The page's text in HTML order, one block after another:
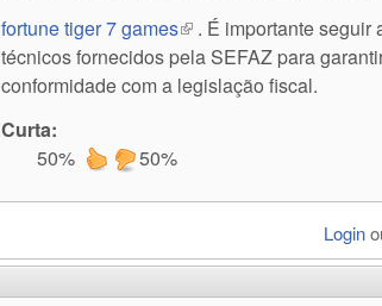
fortune tiger 7 games(link is external)
. É importante seguir
técnicos fornecidos pela SEFAZ para
conformidade com a legislação fiscal.
Curta:
50%
50%
Login